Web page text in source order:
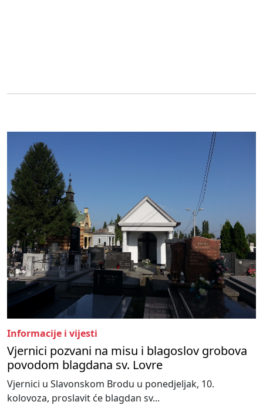
Informacije i vijesti
Vjernici pozvani na misu i blagoslov grobova
povodom blagdana sv. Lovre
Vjernici u Slavonskom Brodu u ponedjeljak, 10.
kolovoza, proslavit će blagdan sv...